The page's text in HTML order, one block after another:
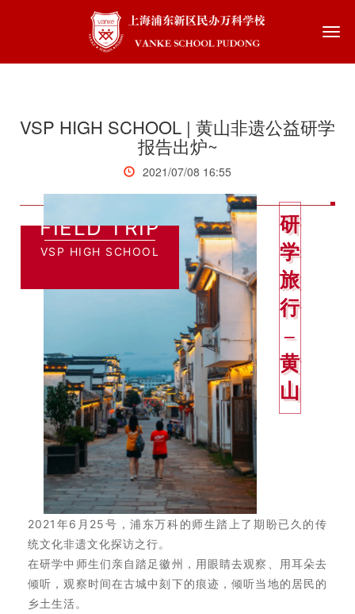
VSP HIGH SCHOOL | 黄山非遗公益研学
报告出炉~
2021/07/08 16:55
FIELD TRIP
VSP HIGH SCHOOL
研
学
旅
行
–
黄
山
2021年6月25号，浦东万科的师生踏上了期盼已久的传
统文化非遗文化探访之行。
在研学中师生们亲自踏足徽州，用眼睛去观察、用耳朵去
倾听，观察时间在古城中刻下的痕迹，倾听当地的居民的
乡土生活。